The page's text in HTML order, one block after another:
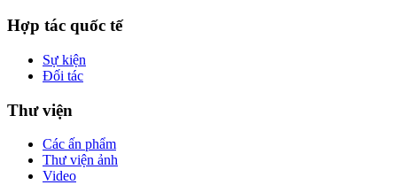
Hợp tác quốc tế
Sự kiện
Đối tác
Thư viện
Các ấn phẩm
Thư viện ảnh
Video